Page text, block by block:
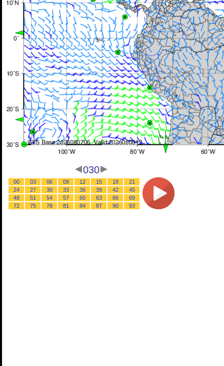
030
00 03 06 09 12 15 18
21
24
27 30 33 36 39 42
45
48
51 54 57 60 63 66
69
72
75 78 81 84 87 90 93